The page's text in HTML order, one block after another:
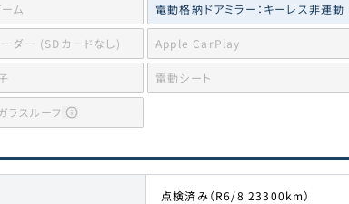
ム 電動格納ドアミラー：キーレス非連動
ーダー (SDカードなし) Apple CarPlay
電動シート
ラスルーフ
点検済み（R6/8 23300km）